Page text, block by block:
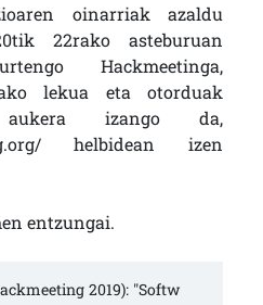
oinarriak azaldu
22rako asteburuan
Hackmeetinga,
lekua eta otorduak
izango da,
helbidean izen
entzungai.
2019): "Softw